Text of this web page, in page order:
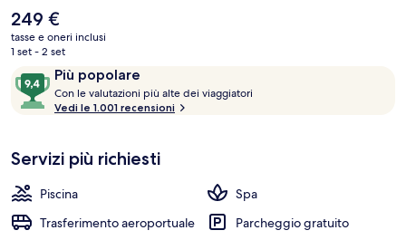
Gli altri punti di forza di questo resort di lusso sono 2 bar/lounge, un
bar a bordo piscina e una palestra aperta giorno e notte. Gli ospiti
apprezzano molto il personale gentile e la spiaggia del posto.
Il
prezzo
attuale
249 €
249 €
tasse e oneri inclusi
1 set - 2 set
RecensioniPiù popolare
9,4
su
10,
popolare
Con le valutazioni più alte dei viaggiatori
a
Vedi le 1.001 recensioni
Servizi più richiesti
Piscina
Spa
Trasferimento aeroportuale
Parcheggio gratuito